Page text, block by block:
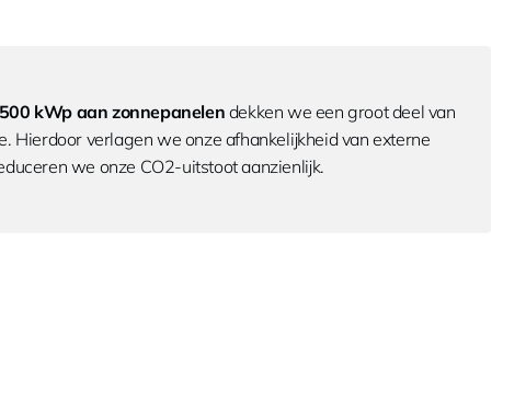
500 kWp aan zonnepanelen dekken we een groot deel van
Hierdoor verlagen we onze afhankelijkheid van externe
we onze CO2-uitstoot aanzienlijk.